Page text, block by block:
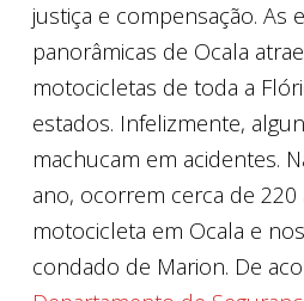
justiça e compensação. As
panorâmicas de Ocala
motocicletas de toda a
estados. Infelizmente,
machucam em acidentes.
ano, ocorrem cerca de 220
motocicleta em Ocala e
condado de Marion. De